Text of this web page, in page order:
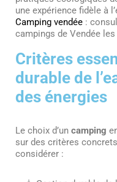
une expérience fidèle à
Camping vendée :
campings de Vendée
Critères
durable de
des énergies
Le choix d’un camping
sur des critères
considérer :